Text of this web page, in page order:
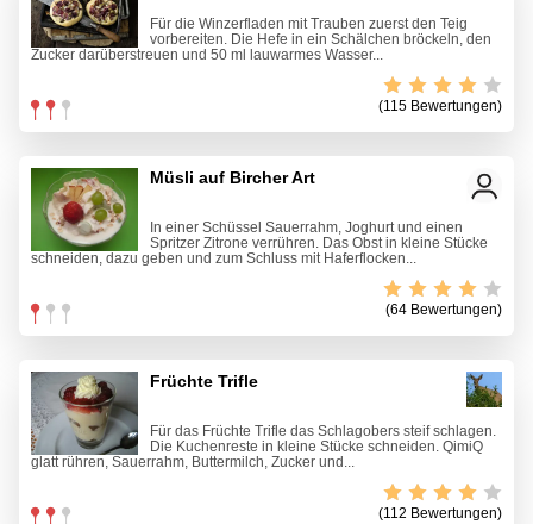
Für die Winzerfladen mit Trauben zuerst den Teig
vorbereiten. Die Hefe in ein Schälchen bröckeln, den
Zucker darüberstreuen und 50 ml lauwarmes Wasser...
(115 Bewertungen)
Müsli auf Bircher Art
In einer Schüssel Sauerrahm, Joghurt und einen
Spritzer Zitrone verrühren. Das Obst in kleine Stücke
schneiden, dazu geben und zum Schluss mit Haferflocken...
(64 Bewertungen)
Früchte Trifle
Für das Früchte Trifle das Schlagobers steif schlagen.
Die Kuchenreste in kleine Stücke schneiden. QimiQ
glatt rühren, Sauerrahm, Buttermilch, Zucker und...
(112 Bewertungen)